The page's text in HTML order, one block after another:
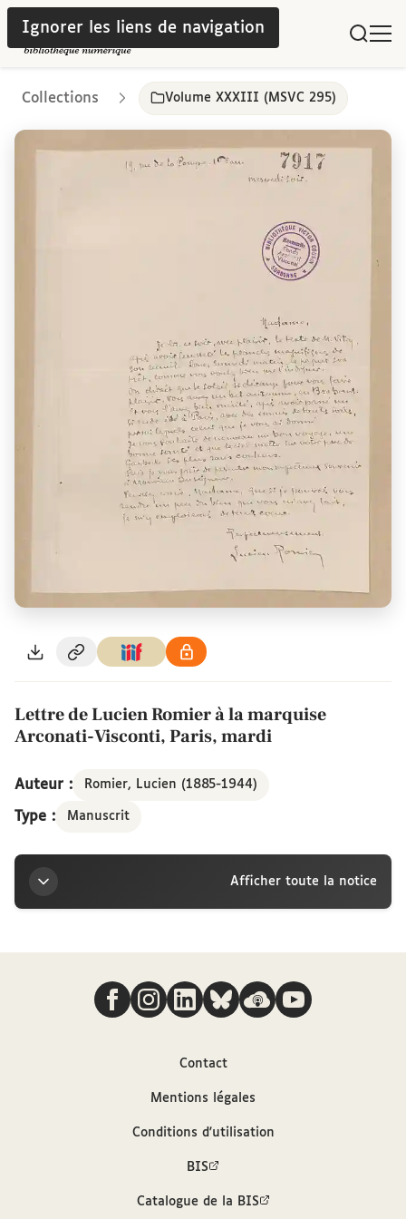
Ignorer les liens de navigation
Collections Volume XXXIII (MSVC 295)
Lettre de Lucien Romier à la marquise
Arconati-Visconti, Paris, mardi
Auteur : Romier, Lucien (1885-1944)
Type : Manuscrit
Afficher toute la notice
Titre
Lettre de Lucien Romier à la marquise Arconati-
Visconti, Paris, mardi
Nous suivre
Contact
Mentions légales
Conditions d'utilisation
BIS
Catalogue de la BIS